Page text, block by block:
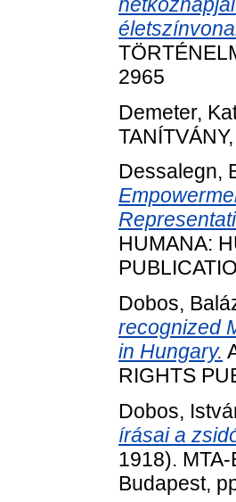
2965
Demeter,
Dessalegn,
HUMANA:
Dobos,
recognized
in Hungary.
RIGHTS
Dobos,
írásai a
1918).
Budapest,